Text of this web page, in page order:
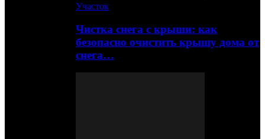
Участок
Чистка снега с крыши: как
безопасно очистить крышу дома от
снега…